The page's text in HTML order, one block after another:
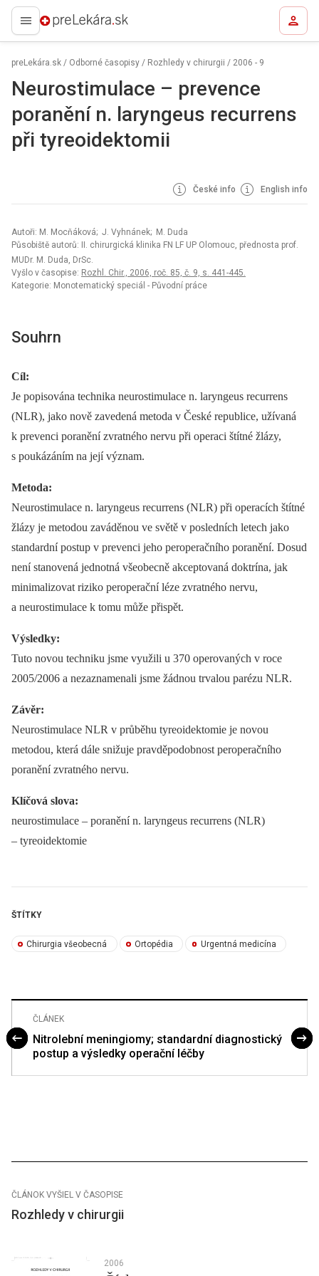
preLekára.sk
preLekára.sk / Odborné časopisy / Rozhledy v chirurgii / 2006 - 9
Neurostimulace – prevence
poranění n. laryngeus recurrens
při tyreoidektomii
České info English info
Autoři: M. Mocňáková; J. Vyhnánek; M. Duda
Působiště autorů: II. chirurgická klinika FN LF UP Olomouc, přednosta prof.
MUDr. M. Duda, DrSc.
Vyšlo v časopise: Rozhl. Chir., 2006, roč. 85, č. 9, s. 441-445.
Kategorie: Monotematický speciál - Původní práce
Souhrn
Cíl:
Je popisována technika neurostimulace n. laryngeus recurrens
(NLR), jako nově zavedená metoda v České republice, užívaná
k prevenci poranění zvratného nervu při operaci štítné žlázy,
s poukázáním na její význam.
Metoda:
Neurostimulace n. laryngeus recurrens (NLR) při operacích štítné
žlázy je metodou zaváděnou ve světě v posledních letech jako
standardní postup v prevenci jeho peroperačního poranění. Dosud
není stanovená jednotná všeobecně akceptovaná doktrína, jak
minimalizovat riziko peroperační léze zvratného nervu,
a neurostimulace k tomu může přispět.
Výsledky:
Tuto novou techniku jsme využili u 370 operovaných v roce
2005/2006 a nezaznamenali jsme žádnou trvalou parézu NLR.
Závěr:
Neurostimulace NLR v průběhu tyreoidektomie je novou
metodou, která dále snižuje pravděpodobnost peroperačního
poranění zvratného nervu.
Klíčová slova:
neurostimulace –⁠ poranění n. laryngeus recurrens (NLR)
–⁠ tyreoidektomie
ŠTÍTKY
Chirurgia všeobecná Ortopédia Urgentná medicína
ČLÁNEK
Nitrolební meningiomy; standardní diagnostický
postup a výsledky operační léčby
ČLÁNOK VYŠIEL V ČASOPISE
Rozhledy v chirurgii
2006